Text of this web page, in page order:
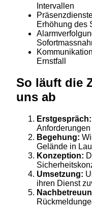
Intervallen
Erhöhung des
Ernstfall
So läuft die
uns ab
Erstgespräch:
Begehung:
Gelände in
Konzeption:
Umsetzung:
ihren Dienst